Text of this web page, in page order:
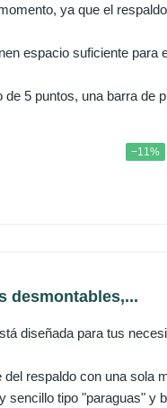
ya que el
espacio suficiente para
5 puntos, una barra de
−11%
desmontables,...
diseñada para tus
respaldo con una sola
tipo "paraguas" y